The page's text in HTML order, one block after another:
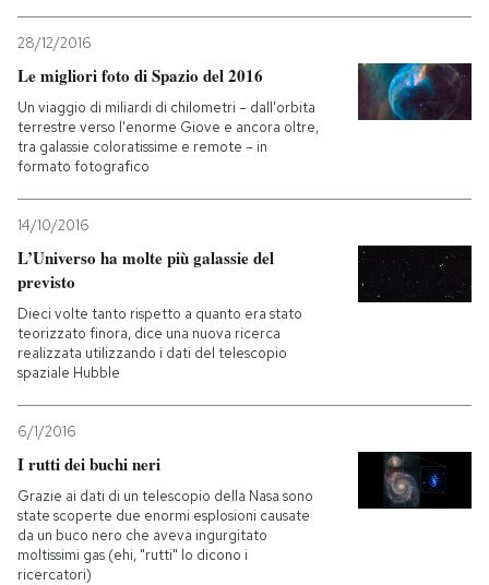
Entra
28/12/2016
Le migliori foto di Spazio del 2016
Un viaggio di miliardi di chilometri – dall'orbita
terrestre verso l'enorme Giove e ancora oltre,
tra galassie coloratissime e remote – in
formato fotografico
14/10/2016
L’Universo ha molte più galassie del
previsto
Dieci volte tanto rispetto a quanto era stato
teorizzato finora, dice una nuova ricerca
realizzata utilizzando i dati del telescopio
spaziale Hubble
6/1/2016
I rutti dei buchi neri
Grazie ai dati di un telescopio della Nasa sono
state scoperte due enormi esplosioni causate
da un buco nero che aveva ingurgitato
moltissimi gas (ehi, "rutti" lo dicono i
ricercatori)